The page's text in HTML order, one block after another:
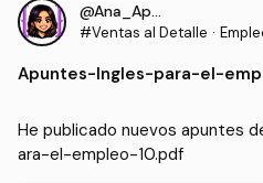
@Ana_Apuntes
#Ventas al Detalle ·
Apuntes-Ingles-para-el-
He publicado nuevos apuntes
ara-el-empleo-10.pdf